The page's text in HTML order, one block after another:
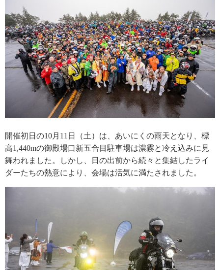
開催初日の10月11日（土）は、あいにくの雨天となり、標
高1,440mの御殿場口新五合目駐車場は濃霧と冷え込みに見
舞われました。しかし、日の出前から続々と集結したライ
ダーたちの熱意により、会場は活気に満たされました。